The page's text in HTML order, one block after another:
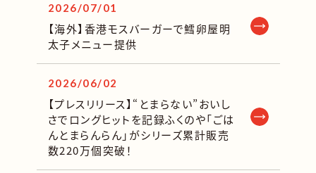
2026/07/01
【海外】香港モスバーガーで鱈卵屋明
太子メニュー提供
2026/06/02
【プレスリリース】“とまらない”おいし
さでロングヒットを記録ふくのや「ごは
んとまらんらん」がシリーズ累計販売
数220万個突破！